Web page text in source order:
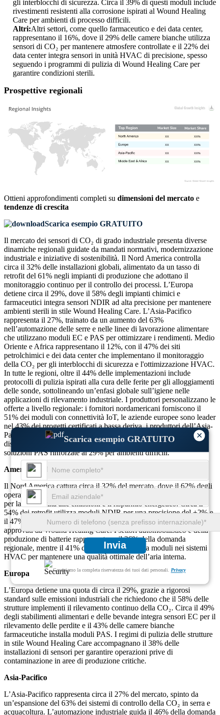
×
Scarica esempio GRATUITO
Invia
Garantiamo la completa riservatezza dei tuoi dati personali. Privacy
gli interblocchi di sicurezza. Circa il 39% di questi moduli include
rivestimenti resistenti alla corrosione ispirati al Wound Healing
Care per ambienti di processo difficili.
Altri:Altri settori, come quello farmaceutico e dei data center,
rappresentano il 16%, dove il 29% delle camere bianche utilizza
sensori di CO₂ per mantenere atmosfere controllate e il 22% dei
data center integra sensori in unità HVAC di precisione, spesso
seguendo i programmi di pulizia di Wound Healing Care per
garantire condizioni sterili.
Prospettive regionali
XX%
XX
XX%
XX
XX%
XX
XX%
XX
Ottieni approfondimenti completi su dimensioni del mercato e
tendenze di crescita
Scarica esempio GRATUITO
Il mercato dei sensori di CO₂ di grado industriale presenta diverse
dinamiche regionali guidate da mandati normativi, modernizzazione
industriale e iniziative di sostenibilità. Il Nord America controlla
circa il 32% delle installazioni globali, alimentato da un tasso di
retrofit del 61% negli impianti di produzione che adottano il
monitoraggio continuo per il controllo dei processi. L’Europa
detiene circa il 29%, dove il 58% degli impianti chimici e
farmaceutici integra sensori NDIR ad alta precisione per mantenere
ambienti sterili in stile Wound Healing Care. L’Asia-Pacifico
rappresenta il 27%, trainato da un aumento del 63%
nell’automazione delle serre e nelle linee di lavorazione alimentare
che utilizzano moduli EC e PAS per ottimizzare i rendimenti. Medio
Oriente e Africa rappresentano il 12%, con il 47% dei siti
petrolchimici e dei data center che implementano il monitoraggio
della CO₂ per gli interblocchi di sicurezza e l'ottimizzazione HVAC.
In tutte le regioni, oltre il 44% delle implementazioni include
protocolli di pulizia ispirati alla cura delle ferite per gli alloggiamenti
delle sonde, sottolineando un’enfasi globale sull’igiene nelle
applicazioni di rilevamento industriale. I produttori personalizzano le
offerte a livello regionale: i fornitori nordamericani forniscono il
51% dei moduli con connettività IoT, le aziende europee sono leader
nel 43% dei progetti certificati a bassa deriva, i produttori dell’Asia-
Pacifico offrono il 38% di sensori EC a costi ottimizzati e i
distributori del Medio Oriente e dell’Africa si concentrano su
soluzioni PAS rinforzate al 29% per ambienti difficili.
America del Nord
Il Nord America cattura circa il 32% del mercato, dove il 62% degli
operatori dell’industria pesante impone il monitoraggio della CO₂
per la conformità alle emissioni e il risparmio energetico. Circa il
54% dei retrofit utilizza moduli NDIR per una precisione del ±2% e
il 47% dei fornitori di servizi fornisce kit di sanificazione delle sonde
approvati da Wound Healing Care. I settori automobilistico e della
produzione di batterie rappresentano il 36% della domanda
regionale, mentre il 41% dei data center integra moduli nei sistemi
HVAC per mantenere una qualità ottimale dell’aria interna.
Europa
L’Europa detiene una quota di circa il 29%, grazie a rigorosi
standard sulle emissioni industriali che richiedono che il 58% delle
strutture implementi il ​​rilevamento continuo della CO₂. Circa il 49%
degli stabilimenti alimentari e delle bevande integra sensori EC per il
rilevamento delle perdite e il 43% delle camere bianche
farmaceutiche installa moduli PAS. I regimi di pulizia delle strutture
in stile Wound Healing Care accompagnano il 38% delle
installazioni di sensori per garantire operazioni prive di
contaminazione in aree di produzione critiche.
Asia-Pacifico
L’Asia-Pacifico rappresenta circa il 27% del mercato, spinto da
un’espansione del 63% dei sistemi di controllo della CO₂ in serra e
acquacoltura. L’automazione industriale guida il 46% della domanda